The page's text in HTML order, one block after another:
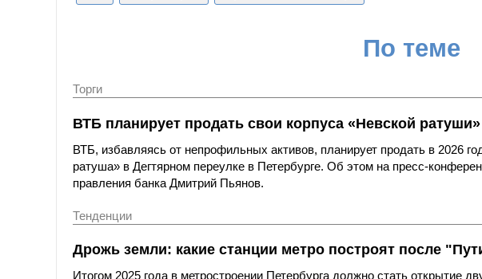
По теме
Торги
ВТБ планирует продать свои корпуса «Невской ратуши»
ВТБ, избавляясь от непрофильных активов, планирует продать в 2026
ратуша» в Дегтярном переулке в Петербурге. Об этом на пресс-
правления банка Дмитрий Пьянов.
Тенденции
Дрожь земли: какие станции метро построят после
Итогом 2025 года в метростроении Петербурга должно стать открытие